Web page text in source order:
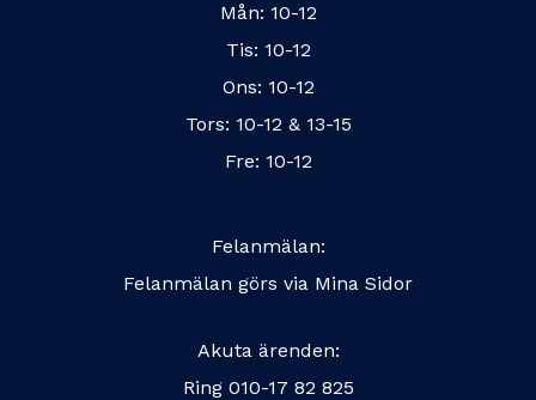
Mån: 10-12
Tis: 10-12
Ons: 10-12
Tors: 10-12 & 13-15
Fre: 10-12
Felanmälan:
Felanmälan görs via Mina Sidor
Akuta ärenden:
Ring 010-17 82 825